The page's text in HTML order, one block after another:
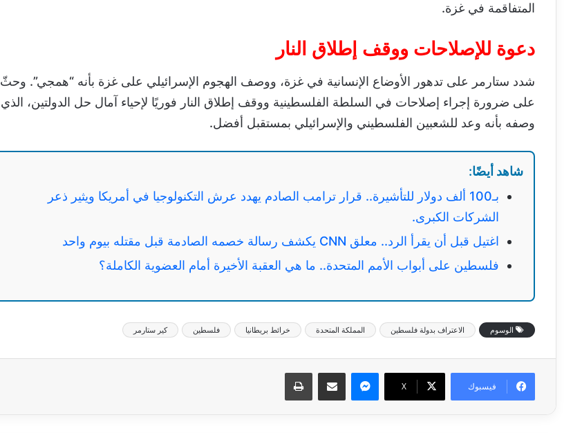
المتفاقمة في غزة.
دعوة للإصلاحات ووقف إطلاق النار
شدد ستارمر على تدهور الأوضاع الإنسانية في غزة، ووصف الهجوم الإسرائيلي على غزة بأنه “همجي”. وحثّ
على ضرورة إجراء إصلاحات في السلطة الفلسطينية ووقف إطلاق النار فوريًا لإحياء آمال حل الدولتين، الذي
وصفه بأنه وعد للشعبين الفلسطيني والإسرائيلي بمستقبل أفضل.
شاهد أيضًا:
بـ100 ألف دولار للتأشيرة.. قرار ترامب الصادم يهدد عرش التكنولوجيا في أمريكا ويثير ذعر
الشركات الكبرى.
اغتيل قبل أن يقرأ الرد.. معلق CNN يكشف رسالة خصمه الصادمة قبل مقتله بيوم واحد
فلسطين على أبواب الأمم المتحدة.. ما هي العقبة الأخيرة أمام العضوية الكاملة؟
الوسوم الاعتراف بدولة فلسطين المملكة المتحدة خرائط بريطانيا فلسطين كير ستارمر
فيسبوك ‫X
ماسنجر مشاركة عبر البريد طباعة